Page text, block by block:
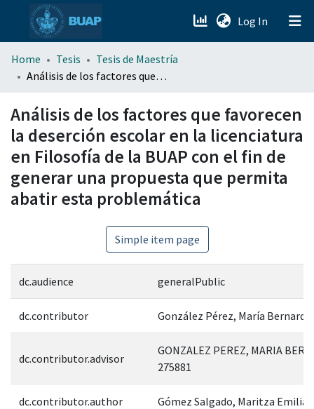
Log In (current)
menu.section.about_menu
Home Tesis
Tesis de Maestría
Análisis de los factores que favorecen la deserción escolar en la licenciatura en Filosofía de la BUAP con el fin de generar una propuesta que permita abatir esta problemática
Análisis de los factores que favorecen
la deserción escolar en la licenciatura
en Filosofía de la BUAP con el fin de
generar una propuesta que permita
abatir esta problemática
Simple item page
dc.audience generalPublic
dc.contributor González Pérez, María Bernarda
dc.contributor.advisor
GONZALEZ PEREZ, MARIA
275881
dc.contributor.author Gómez Salgado, Maritza Emilia